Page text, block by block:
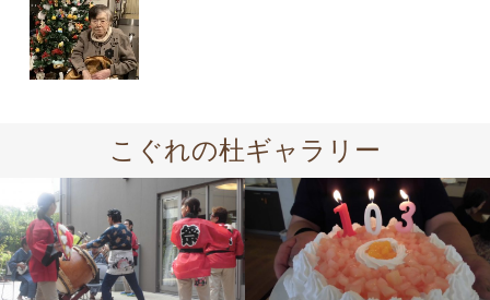
こぐれの杜ギャラリー